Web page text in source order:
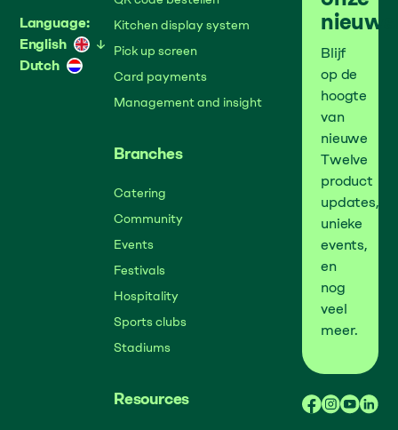
Language:
English
Dutch
Kitchen display system
Pick up screen
Card payments
Management and insight
Branches
Catering
Community
Events
Festivals
Hospitality
Sports clubs
Stadiums
Resources
Blijf
op de
hoogte
van
nieuwe
Twelve
product
updates,
unieke
events,
en
nog
veel
meer.